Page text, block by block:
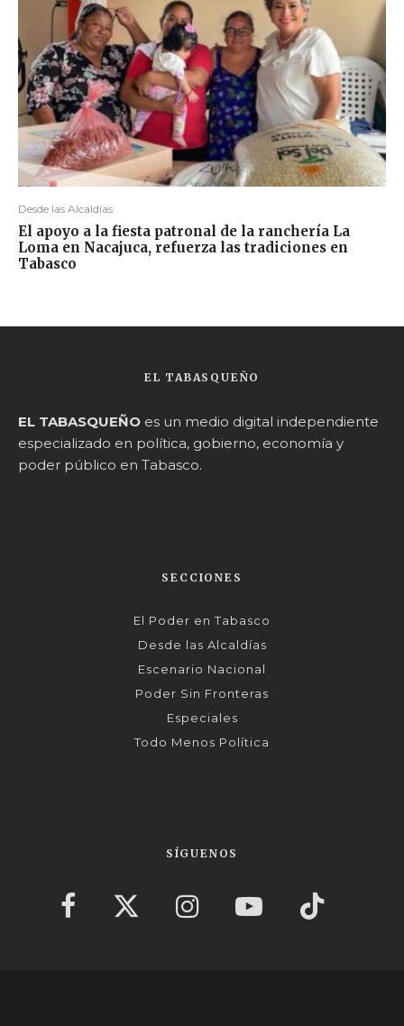
Desde las Alcaldías
El apoyo a la fiesta patronal de la ranchería La
Loma en Nacajuca, refuerza las tradiciones en
Tabasco
EL TABASQUEÑO
EL TABASQUEÑO es un medio digital independiente
especializado en política, gobierno, economía y
poder público en Tabasco.
SECCIONES
El Poder en Tabasco
Desde las Alcaldías
Escenario Nacional
Poder Sin Fronteras
Especiales
Todo Menos Política
SÍGUENOS